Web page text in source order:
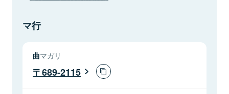
マ行
曲マガリ
689-2115